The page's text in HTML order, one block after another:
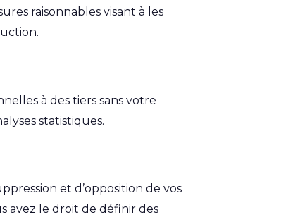
raisonnables visant à les
à des tiers sans votre
statistiques.
et d’opposition de vos
avez le droit de définir des